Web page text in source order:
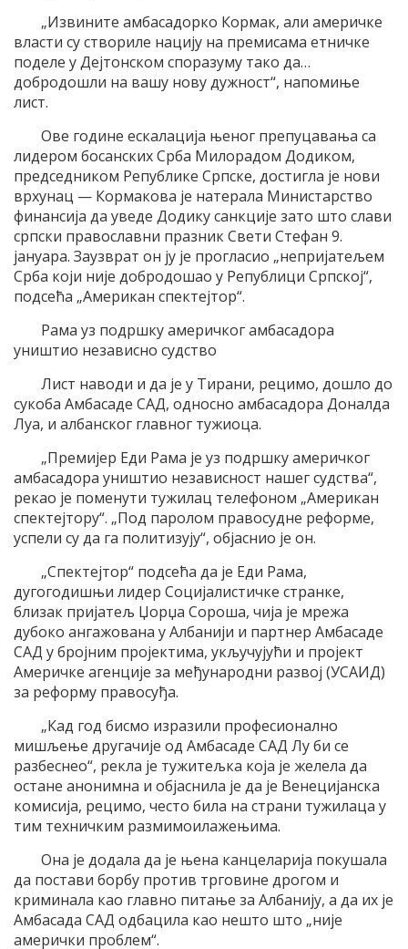
„Извините амбасадорко Кормак, али америчке
власти су створиле нацију на премисама етничке
поделе у Дејтонском споразуму тако да…
добродошли на вашу нову дужност“, напомиње
лист.
Ове године ескалација њеног препуцавања са
лидером босанских Срба Милорадом Додиком,
председником Републике Српске, достигла је нови
врхунац — Кормакова је натерала Министарство
финансија да уведе Додику санкције зато што слави
српски православни празник Свети Стефан 9.
јануара. Заузврат он ју је прогласио „непријатељем
Срба који није добродошао у Републици Српској“,
подсећа „Американ спектејтор“.
Рама уз подршку америчког амбасадора
уништио независно судство
Лист наводи и да је у Тирани, рецимо, дошло до
сукоба Амбасаде САД, односно амбасадора Доналда
Луа, и албанског главног тужиоца.
„Премијер Еди Рама је уз подршку америчког
амбасадора уништио независност нашег судства“,
рекао је поменути тужилац телефоном „Американ
спектејтору“. „Под паролом правосудне реформе,
успели су да га политизују“, објаснио је он.
„Спектејтор“ подсећа да је Еди Рама,
дугогодишњи лидер Социјалистичке странке,
близак пријатељ Џорџа Сороша, чија је мрежа
дубоко ангажована у Албанији и партнер Амбасаде
САД у бројним пројектима, укључујући и пројект
Америчке агенције за међународни развој (УСАИД)
за реформу правосуђа.
„Кад год бисмо изразили професионално
мишљење другачије од Амбасаде САД Лу би се
разбеснео“, рекла је тужитељка која је желела да
остане анонимна и објаснила је да је Венецијанска
комисија, рецимо, често била на страни тужилаца у
тим техничким размимоилажењима.
Она је додала да је њена канцеларија покушала
да постави борбу против трговине дрогом и
криминала као главно питање за Албанију, а да их је
Амбасада САД одбацила као нешто што „није
амерички проблем“.